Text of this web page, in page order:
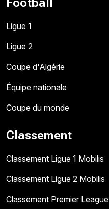
Ligue 1
Ligue 2
Coupe d'Algérie
Équipe nationale
Coupe du monde
Classement
Classement Ligue 1 Mobilis
Classement Ligue 2 Mobilis
Classement Premier League